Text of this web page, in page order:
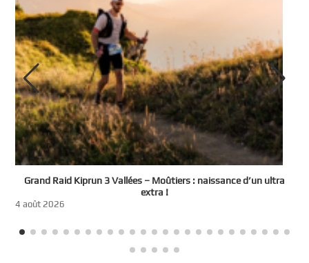
Grand Raid Kiprun 3 Vallées – Moûtiers : naissance d’un ultra
extra !
4 août 2026